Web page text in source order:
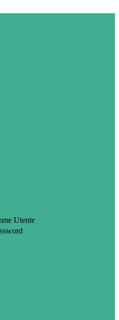
Utente